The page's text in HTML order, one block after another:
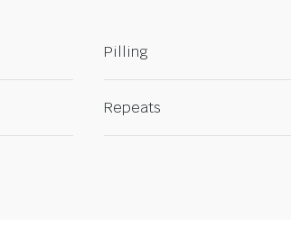
Pilling
Repeats